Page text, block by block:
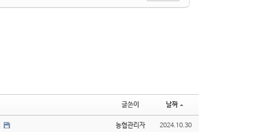
글쓴이 날짜
농협관리자 2024.10.30